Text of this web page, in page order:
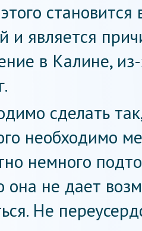
и является
в Калине,
сделать
необходимо
немного
она не дает
Не